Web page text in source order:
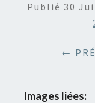
Publié 30
←
Images liées: